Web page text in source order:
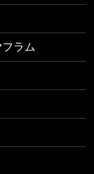
ラム